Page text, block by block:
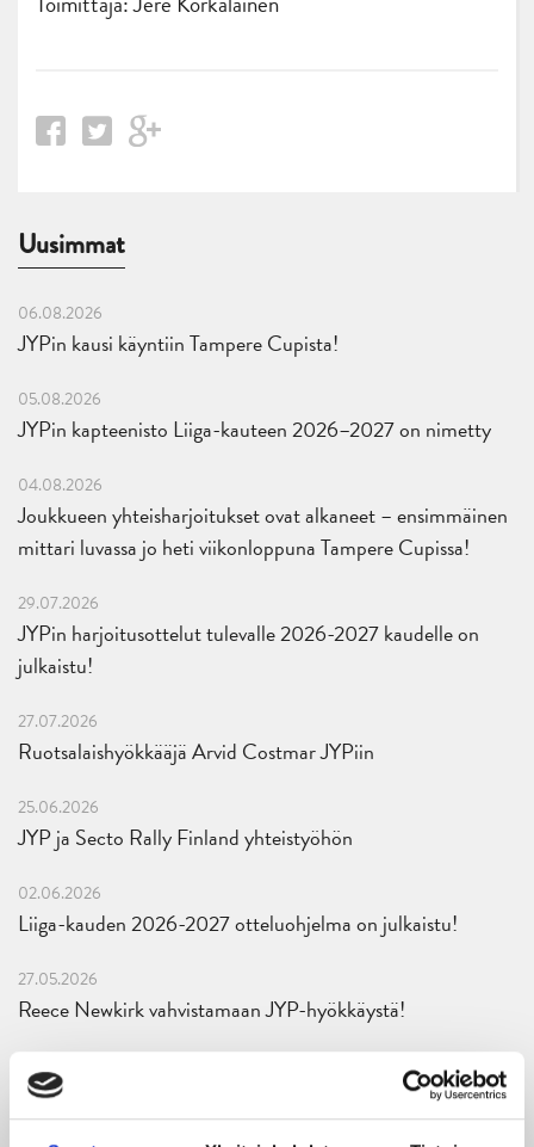
Uusimmat
06.08.2026
JYPin kausi käyntiin Tampere Cupista!
05.08.2026
JYPin kapteenisto Liiga-kauteen 2026–2027 on nimetty
04.08.2026
Joukkueen yhteisharjoitukset ovat alkaneet – ensimmäinen
mittari luvassa jo heti viikonloppuna Tampere Cupissa!
29.07.2026
JYPin harjoitusottelut tulevalle 2026-2027 kaudelle on
julkaistu!
27.07.2026
Ruotsalaishyökkääjä Arvid Costmar JYPiin
25.06.2026
JYP ja Secto Rally Finland yhteistyöhön
02.06.2026
Liiga-kauden 2026-2027 otteluohjelma on julkaistu!
27.05.2026
Reece Newkirk vahvistamaan JYP-hyökkäystä!
18.05.2026
Jaatinen ja Liljamo jatkosopimuksiin – JYPin ja KeuPa HT:n
yhteistyö jatkuu